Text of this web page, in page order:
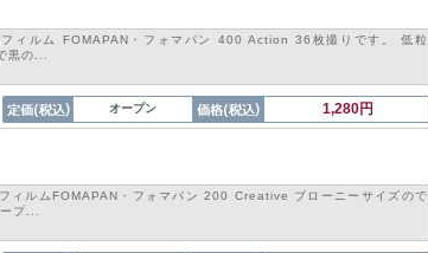
フィルム FOMAPAN・フォマパン 400 Action 36枚撮りです。 低粒
黒の...
オープン 1,280円
ィルムFOMAPAN・フォマパン 200 Creative ブローニーサイズので
プ...